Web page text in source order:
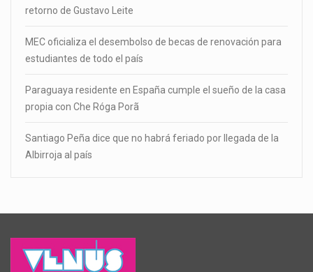
retorno de Gustavo Leite
MEC oficializa el desembolso de becas de renovación para
estudiantes de todo el país
Paraguaya residente en España cumple el sueño de la casa
propia con Che Róga Porã
Santiago Peña dice que no habrá feriado por llegada de la
Albirroja al país